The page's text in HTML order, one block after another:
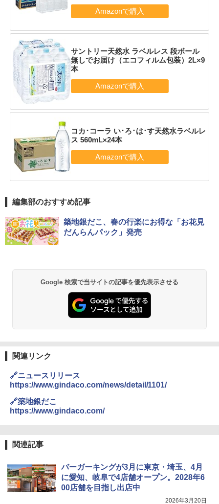
サントリー天然水 ラベルレス 段ボール
無しでお届け（エコフィルム包装）2L×9
本
コカ･コーラ い･ろ･は･す天然水ラベルレ
ス 560mL×24本
編集部のおすすめ記事
築地銀だこ、春の行楽にお得な「お花見
だんらんパック」発売
Google 検索で当サイトの記事を優先表示させる
関連リンク
🔗ニュースリリース
https://www.gindaco.com/news/detail/1101/
🔗築地銀だこ
https://www.gindaco.com/
関連記事
バーガーキングが3月に東京・埼玉、4月
に愛知、岐阜で4店舗オープン。2028年6
00店舗を目指し出店中
2026年3月20日